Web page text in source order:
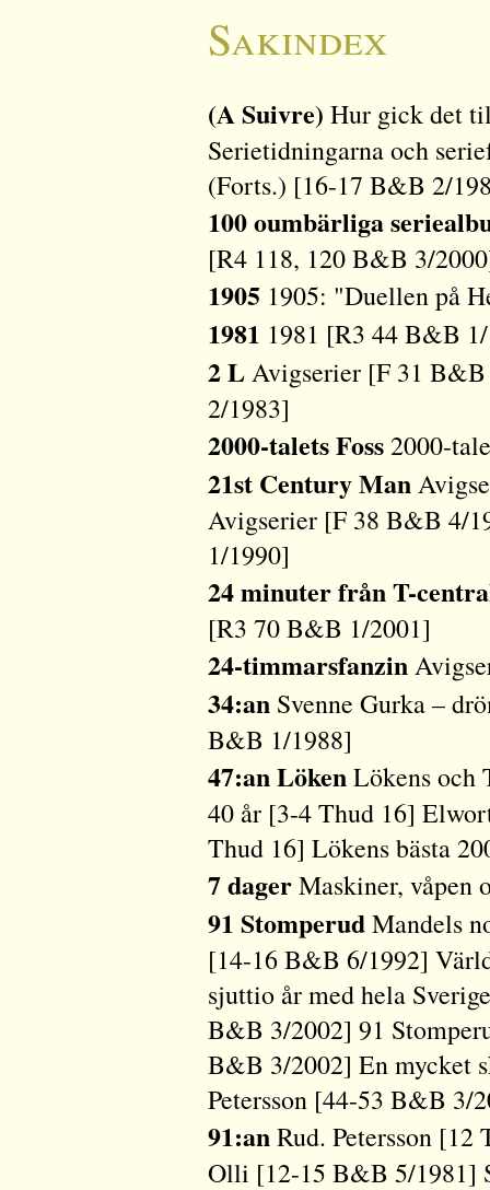
Sakindex
(A Suivre) Hur gick det
Serietidningarna och
(Forts.) [16-17 B&B 2/
100 oumbärliga
[R4 118, 120 B&B 3/
1905 1905: "Duellen på
1981 1981 [R3 44 B&B
2 L Avigserier [F 31
2/1983]
2000-talets Foss2000-
21st Century Man
Avigserier [F 38 B&B 4/
1/1990]
24 minuter från T-
[R3 70 B&B 1/2001]
24-timmarsfanzin
34:an Svenne Gurka –
B&B 1/1988]
47:an LökenLökens och
40 år [3-4 Thud 16]
Thud 16] Lökens bästa
7 dagerMaskiner, våpen
91 StomperudMandels
[14-16 B&B 6/1992]
sjuttio år med hela
B&B 3/2002] 91
B&B 3/2002] En mycket
Petersson [44-53 B&B 3/
91:anRud. Petersson
Olli [12-15 B&B 5/1981]